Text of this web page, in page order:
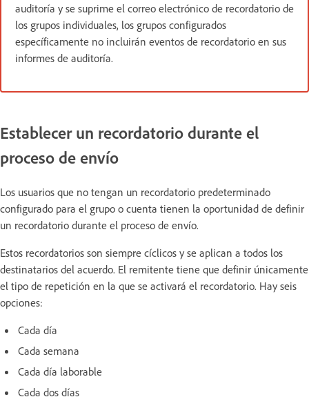
auditoría y se suprime el correo electrónico de recordatorio de
los grupos individuales, los grupos configurados
específicamente no incluirán eventos de recordatorio en sus
informes de auditoría.
Establecer un recordatorio durante el
proceso de envío
Los usuarios que no tengan un recordatorio predeterminado
configurado para el grupo o cuenta tienen la oportunidad de definir
un recordatorio durante el proceso de envío.
Estos recordatorios son siempre cíclicos y se aplican a todos los
destinatarios del acuerdo. El remitente tiene que definir únicamente
el tipo de repetición en la que se activará el recordatorio. Hay seis
opciones:
Cada día
Cada semana
Cada día laborable
Cada dos días